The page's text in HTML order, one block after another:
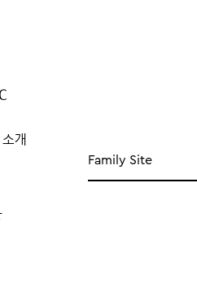
개
Family Site